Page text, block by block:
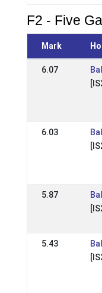
F2 - Five
Mark
6.07
6.03
5.87
5.43